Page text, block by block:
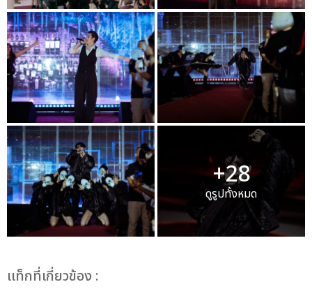
+28
ดูรูปทั้งหมด
เเท็กที่เกี่ยวข้อง :